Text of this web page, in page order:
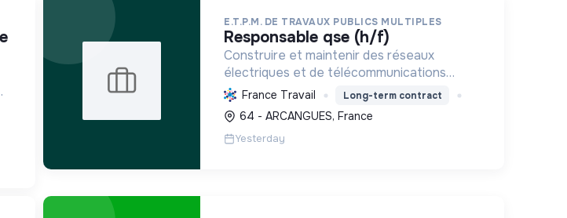
E.T.P.M. DE TRAVAUX PUBLICS MULTIPLES
responsable qse (h/f)
Construire et maintenir des réseaux
électriques et de télécommunications
durables, minimisant l'impact
environnemental, tout en développant les
compétences de ses équipes.
France Travail Long-term contract
64 - ARCANGUES, France
Yesterday